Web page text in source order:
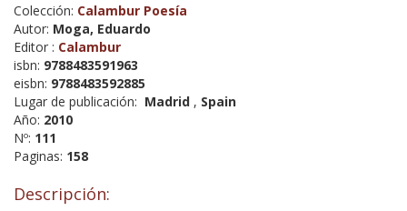
Colección: Calambur Poesía
Autor: Moga, Eduardo
Editor : Calambur
isbn: 9788483591963
eisbn: 9788483592885
Lugar de publicación: Madrid , Spain
Año: 2010
Nº: 111
Paginas: 158
Descripción: